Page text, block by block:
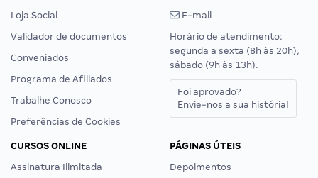
Loja Social
Validador de documentos
Conveniados
Programa de Afiliados
Trabalhe Conosco
Preferências de Cookies
E-mail
Horário de atendimento:
segunda a sexta (8h às 20h),
sábado (9h às 13h).
Foi aprovado?
Envie-nos a sua história!
CURSOS ONLINE
Assinatura Ilimitada
PÁGINAS ÚTEIS
Depoimentos